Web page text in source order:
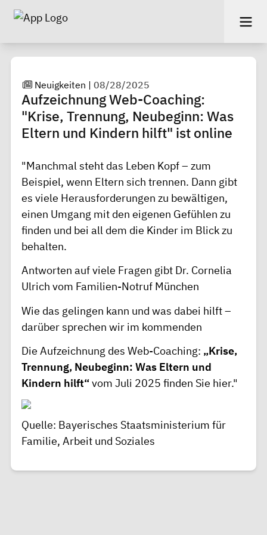
Neuigkeiten |08/28/2025
Aufzeichnung Web-Coaching:
"Krise, Trennung, Neubeginn: Was
Eltern und Kindern hilft" ist online
"Manchmal steht das Leben Kopf – zum
Beispiel, wenn Eltern sich trennen. Dann gibt
es viele Herausforderungen zu bewältigen,
einen Umgang mit den eigenen Gefühlen zu
finden und bei all dem die Kinder im Blick zu
behalten.
Antworten auf viele Fragen gibt Dr. Cornelia
Ulrich vom Familien-Notruf München
Wie das gelingen kann und was dabei hilft –
darüber sprechen wir im kommenden
Die Aufzeichnung des Web-Coaching: „Krise,
Trennung, Neubeginn: Was Eltern und
Kindern hilft“vom Juli 2025 finden Sie hier."
Quelle: Bayerisches Staatsministerium für
Familie, Arbeit und Soziales